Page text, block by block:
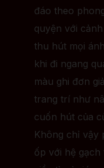
đáo theo
quyện với
thu hút mọi
khi đi ngang
màu ghi đơn
trang trí như
cuốn hút của
Không chỉ vậy
ốp với hệ